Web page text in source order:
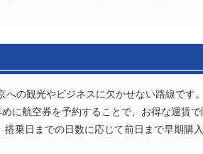
の観光やビジネスに欠かせない路線です
に航空券を予約することで、お得な運賃
乗日までの日数に応じて前日まで早期購